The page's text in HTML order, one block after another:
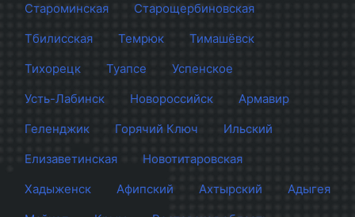
Староминская
Старощербиновская
Тбилисская
Темрюк
Тимашёвск
Тихорецк
Туапсе
Успенское
Усть-Лабинск
Новороссийск
Армавир
Геленджик
Горячий Ключ
Ильский
Елизаветинская
Новотитаровская
Хадыженск
Афипский Ахтырский
Адыгея